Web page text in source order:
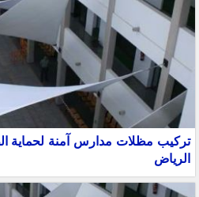
تركيب مظلات مدارس آمنة
الرياض